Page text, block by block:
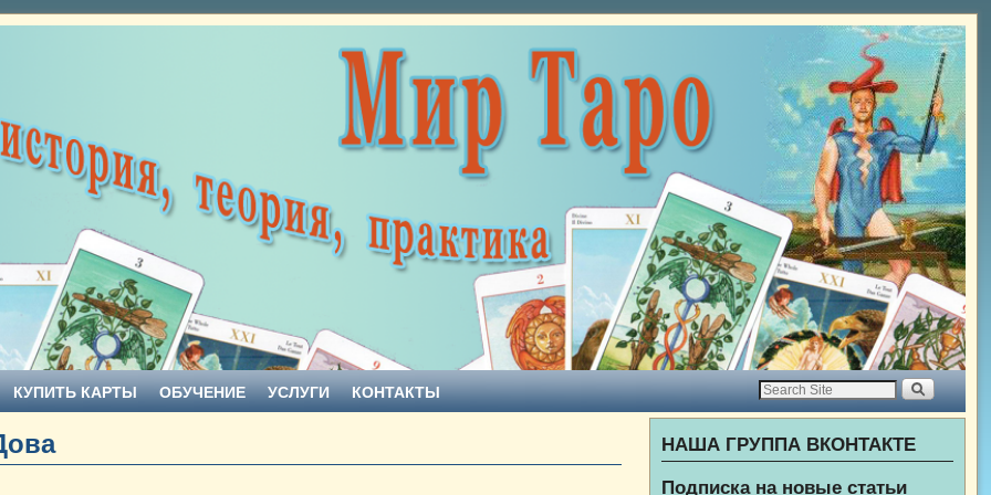
КУПИТЬ КАРТЫ ОБУЧЕНИЕ УСЛУГИ КОНТАКТЫ
НАША ГРУППА ВКОНТАКТЕ
Подписка на новые статьи